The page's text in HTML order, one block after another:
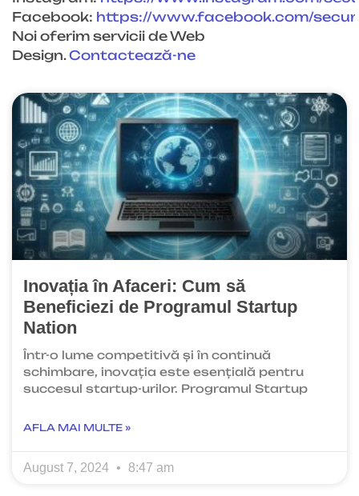
Facebook: https://www.facebook.com/
Noi oferim servicii de Web
Design.Contactează-ne
Inovația în Afaceri: Cum să
Beneficiezi de Programul Startup
Nation
Într-o lume competitivă și în continuă
schimbare, inovația este esențială pentru
succesul startup-urilor. Programul Startup
AFLA MAI MULTE »
August 7, 2024 8:47 am